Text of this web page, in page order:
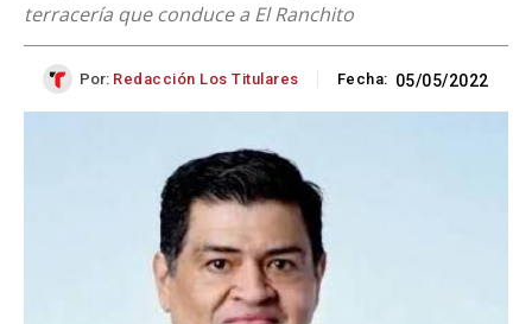
terracería que conduce a El Ranchito
Por: Redacción Los Titulares Fecha: 05/05/2022